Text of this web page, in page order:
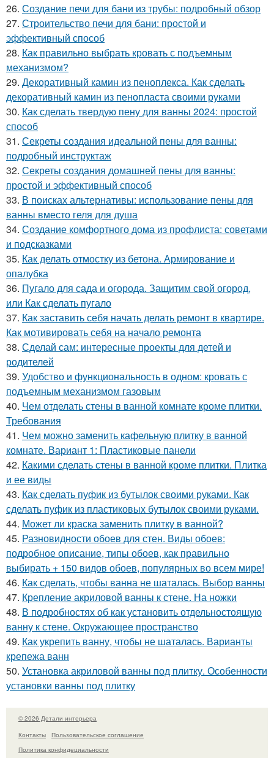
26. Создание печи для бани из трубы: подробный обзор
27. Строительство печи для бани: простой и
эффективный способ
28. Как правильно выбрать кровать с подъемным
механизмом?
29. Декоративный камин из пеноплекса. Как сделать
декоративный камин из пенопласта своими руками
30. Как сделать твердую пену для ванны 2024: простой
способ
31. Секреты создания идеальной пены для ванны:
подробный инструктаж
32. Секреты создания домашней пены для ванны:
простой и эффективный способ
33. В поисках альтернативы: использование пены для
ванны вместо геля для душа
34. Создание комфортного дома из профлиста: советами
и подсказками
35. Как делать отмостку из бетона. Армирование и
опалубка
36. Пугало для сада и огорода. Защитим свой огород,
или Как сделать пугало
37. Как заставить себя начать делать ремонт в квартире.
Как мотивировать себя на начало ремонта
38. Сделай сам: интересные проекты для детей и
родителей
39. Удобство и функциональность в одном: кровать с
подъемным механизмом газовым
40. Чем отделать стены в ванной комнате кроме плитки.
Требования
41. Чем можно заменить кафельную плитку в ванной
комнате. Вариант 1: Пластиковые панели
42. Какими сделать стены в ванной кроме плитки. Плитка
и ее виды
43. Как сделать пуфик из бутылок своими руками. Как
сделать пуфик из пластиковых бутылок своими руками.
44. Может ли краска заменить плитку в ванной?
45. Разновидности обоев для стен. Виды обоев:
подробное описание, типы обоев, как правильно
выбирать + 150 видов обоев, популярных во всем мире!
46. Как сделать, чтобы ванна не шаталась. Выбор ванны
47. Крепление акриловой ванны к стене. На ножки
48. В подробностях об как установить отдельностоящую
ванну к стене. Окружающее пространство
49. Как укрепить ванну, чтобы не шаталась. Варианты
крепежа ванн
50. Установка акриловой ванны под плитку. Особенности
установки ванны под плитку
© 2026 Детали интерьера
Контакты
Пользовательское соглашение
Политика конфидециальности